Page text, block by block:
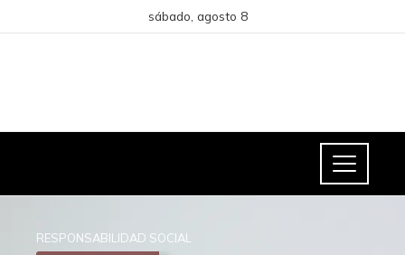
sábado, agosto 8
RESPONSABILIDAD SOCIAL